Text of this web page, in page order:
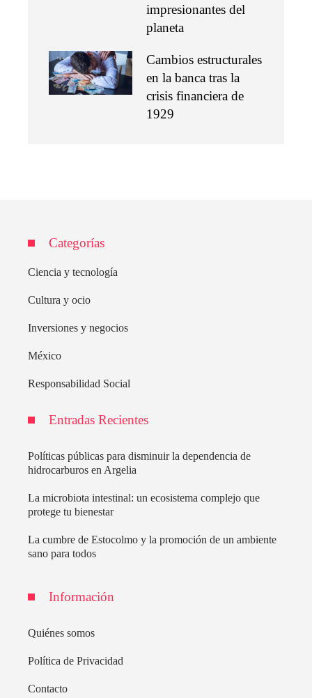
impresionantes del
planeta
Cambios estructurales
en la banca tras la
crisis financiera de
1929
Categorías
Ciencia y tecnología
Cultura y ocio
Inversiones y negocios
México
Responsabilidad Social
Entradas Recientes
Políticas públicas para disminuir la dependencia de
hidrocarburos en Argelia
La microbiota intestinal: un ecosistema complejo que
protege tu bienestar
La cumbre de Estocolmo y la promoción de un ambiente
sano para todos
Información
Quiénes somos
Política de Privacidad
Contacto